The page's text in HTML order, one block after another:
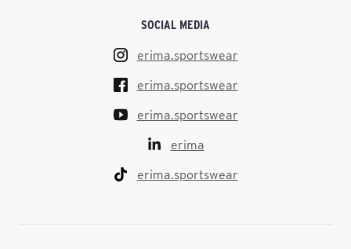
SOCIAL MEDIA
erima.sportswear
erima.sportswear
erima.sportswear
erima
erima.sportswear